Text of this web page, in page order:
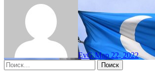
EvGМар 22, 2022
Найти: